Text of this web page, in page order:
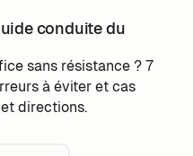
conduite du
sans résistance ? 7
à éviter et cas
directions.